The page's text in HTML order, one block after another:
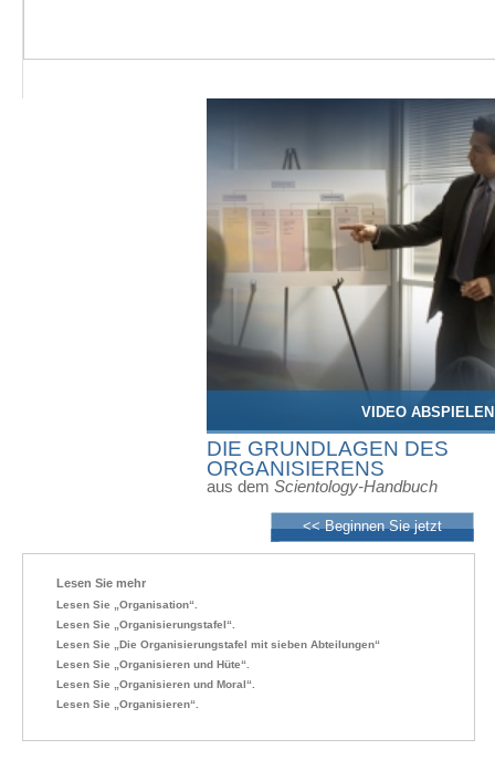
VIDEO ABSPIELEN
DIE GRUNDLAGEN DES
ORGANISIERENS
aus dem Scientology-Handbuch
<< Beginnen Sie jetzt
Lesen Sie mehr
Lesen Sie „Organisation“.
Lesen Sie „Organisierungstafel“.
Lesen Sie „Die Organisierungstafel mit sieben Abteilungen“
Lesen Sie „Organisieren und Hüte“.
Lesen Sie „Organisieren und Moral“.
Lesen Sie „Organisieren“.